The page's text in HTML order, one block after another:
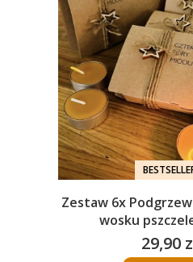
Zestaw 6x
wosku
Cena
29,90